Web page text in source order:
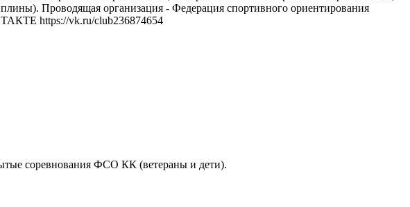
Проводящая организация - Федерация спортивного ориентирования
https://vk.ru/club236874654
соревнования ФСО КК (ветераны и дети).